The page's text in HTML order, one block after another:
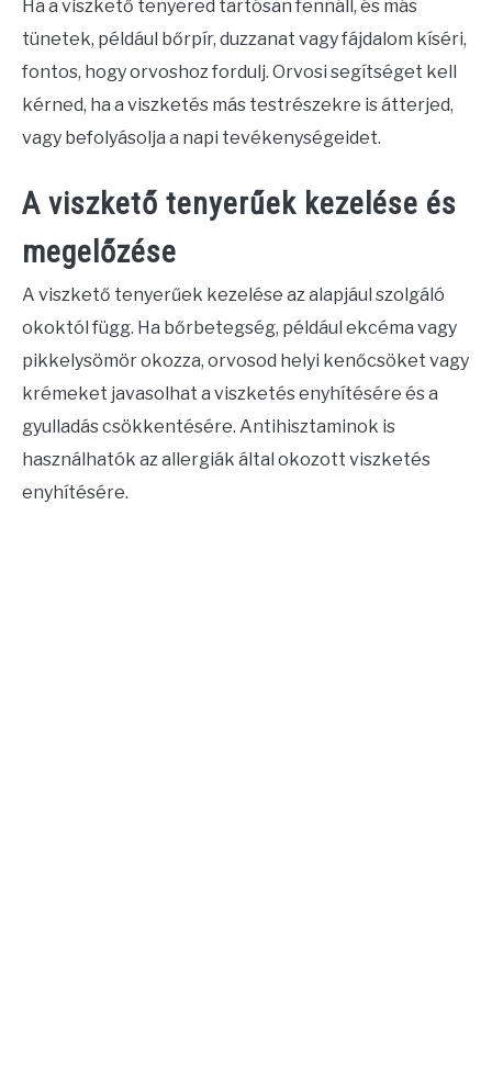
Ha a viszkető tenyered tartósan fennáll, és más
tünetek, például bőrpír, duzzanat vagy fájdalom kíséri,
fontos, hogy orvoshoz fordulj. Orvosi segítséget kell
kérned, ha a viszketés más testrészekre is átterjed,
vagy befolyásolja a napi tevékenységeidet.
A viszkető tenyerűek kezelése és
megelőzése
A viszkető tenyerűek kezelése az alapjául szolgáló
okoktól függ. Ha bőrbetegség, például ekcéma vagy
pikkelysömör okozza, orvosod helyi kenőcsöket vagy
krémeket javasolhat a viszketés enyhítésére és a
gyulladás csökkentésére. Antihisztaminok is
használhatók az allergiák által okozott viszketés
enyhítésére.